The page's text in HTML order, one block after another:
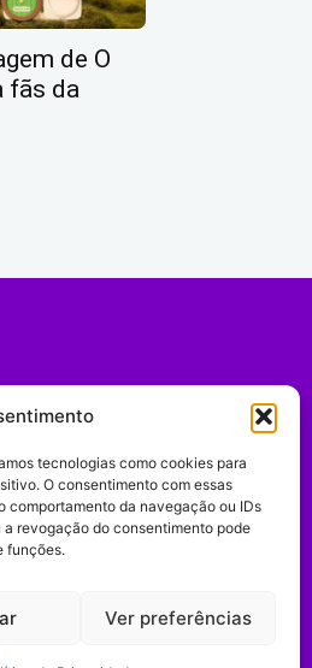
tecnologias como cookies para
O consentimento com essas
comportamento da navegação ou IDs
revogação do consentimento pode
funções.
Ver preferências
de O
fãs da